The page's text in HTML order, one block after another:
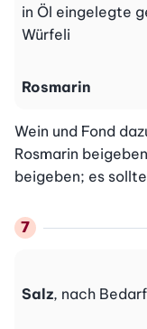
in Öl eingelegte
Würfeli
Rosmarin
Wein und Fond
Rosmarin
beigeben; es
Salz, nach Bedarf